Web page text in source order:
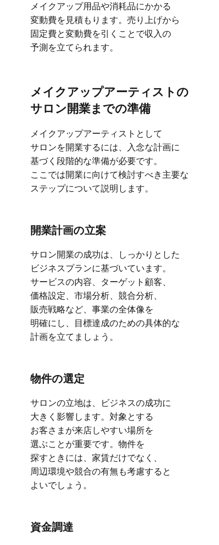
メイクアップ用品や​消耗品に​かかる​
変動費を​見積もります。​売り上げから​
固定費と​変動費を​引く​ことで​収入の​
予測を​立てられます。
メイクアップアーティストの​
サロン開業までの​準備
メイクアップアーティストと​して​
サロンを​開業するには、​入念な​計画に​
基づく​段階的な​準備が​必要です。​
ここでは​開業に​向けて​検討すべき主要な​
ステップに​ついて​説明します。
開業計画の​立案
サロン開業の​成功は、​しっかりと​した​
ビジネスプランに​基づいています。​
サービスの​内容、​ターゲット顧客、​
価格設定、​市場分析、​競合分析、​
販売戦略など、​事業の​全体​像を​
明確にし、​目標達成の​ための​具体的な​
計画を​立てましょう。
物件の​選定
サロンの​立地は、​ビジネスの​成功に​
大きく​影響します。​対象と​する​
お客さまが​来店しやすい​場所を​
選ぶことが​重要です。​物件を​
探すときには、​家賃だけでなく、​
周辺環境や​競合の​有無も​考慮すると​
よいでしょう。
資金調達